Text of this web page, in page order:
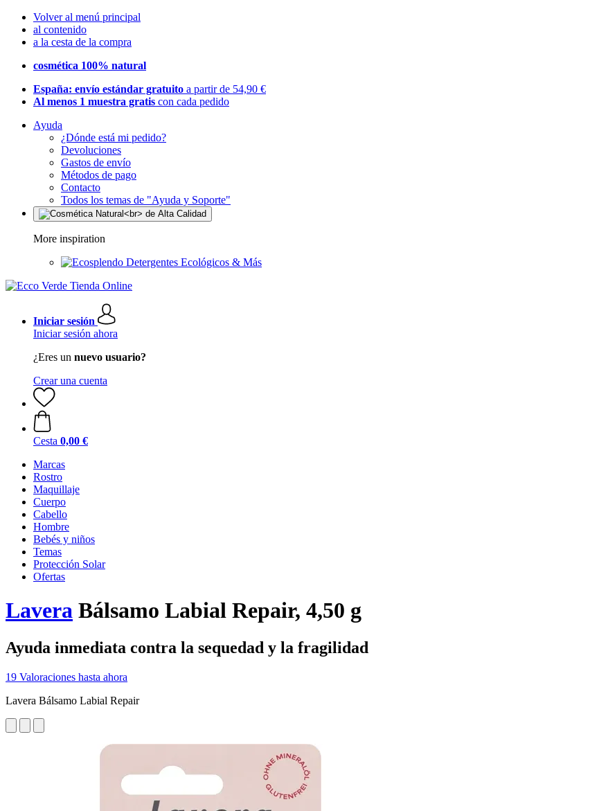
Volver al menú principal
al contenido
a la cesta de la compra
cosmética 100% natural
España: envío estándar gratuito a partir de 54,90 €
Al menos 1 muestra gratis con cada pedido
Ayuda
¿Dónde está mi pedido?
Devoluciones
Gastos de envío
Métodos de pago
Contacto
Todos los temas de "Ayuda y Soporte"
More inspiration
Detergentes Ecológicos & Más
Iniciar sesión
Iniciar sesión ahora
¿Eres un nuevo usuario?
Crear una cuenta
Cesta 0,00 €
Marcas
Rostro
Maquillaje
Cuerpo
Cabello
Hombre
Bebés y niños
Temas
Protección Solar
Ofertas
Lavera Bálsamo Labial Repair, 4,50 g
Ayuda inmediata contra la sequedad y la fragilidad
19 Valoraciones hasta ahora
Lavera Bálsamo Labial Repair